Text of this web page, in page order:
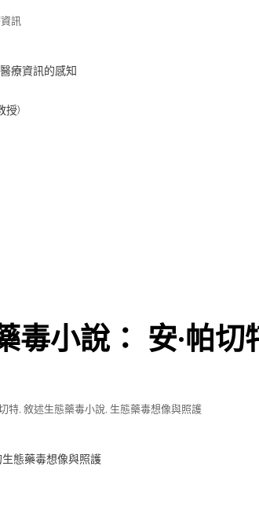
訊
療資訊的感知
授)
毒小說： 安·帕
特, 敘述生態藥毒小說, 生態藥毒想像與照護
態藥毒想像與照護